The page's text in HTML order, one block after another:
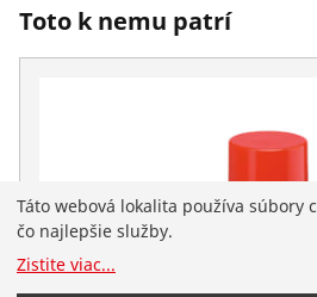
Toto k nemu patrí
Táto webová lokalita používa súbory
čo najlepšie služby.
Zistite viac...